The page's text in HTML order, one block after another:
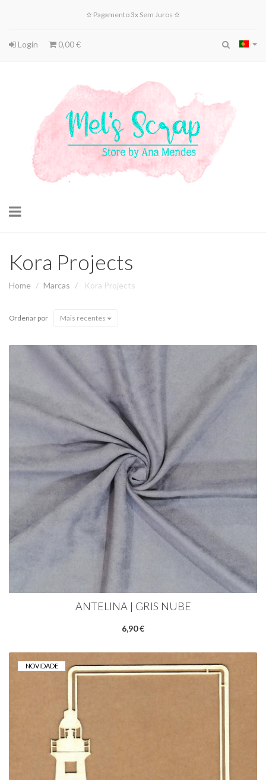
✫ Pagamento 3x Sem Juros ✫
Login 0,00 €
Toggle
Kora Projects
Home Marcas Kora Projects
Ordenar por Mais recentes
ANTELINA | GRIS NUBE
6,90 €
NOVIDADE